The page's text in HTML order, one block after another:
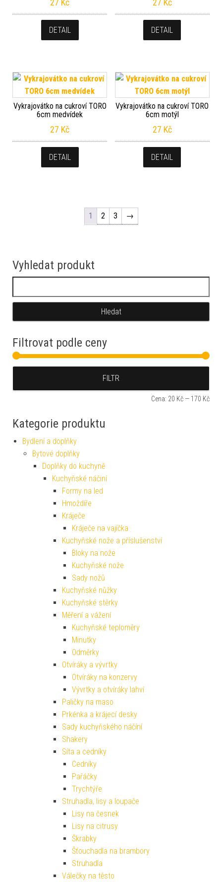
27 Kč
DETAIL
27 Kč
DETAIL
Vykrajovátko na cukroví TORO
6cm medvídek
27 Kč
DETAIL
Vykrajovátko na cukroví TORO
6cm motýl
27 Kč
DETAIL
1 2 3 →
Vyhledat produkt
Filtrovat podle ceny
FILTR
Cena: 20 Kč — 170 Kč
Kategorie produktu
Bydlení a doplňky
Bytové doplňky
Doplňky do kuchyně
Kuchyňské náčiní
Formy na led
Hmoždíře
Kráječe
Kráječe na vajíčka
Kuchyňské nože a příslušenství
Bloky na nože
Kuchyňské nože
Sady nožů
Kuchyňské nůžky
Kuchyňské stěrky
Měření a vážení
Kuchyňské teploměry
Minutky
Odměrky
Otvíráky a vývrtky
Otvíráky na konzervy
Vývrtky a otvíráky lahví
Paličky na maso
Prkénka a krájecí desky
Sady kuchyňského náčíní
Shakery
Síta a cedníky
Cedníky
Pařáčky
Trychtýře
Struhadla, lisy a loupače
Lisy na česnek
Lisy na citrusy
Škrabky
Šťouchadla na brambory
Struhadla
Válečky na těsto